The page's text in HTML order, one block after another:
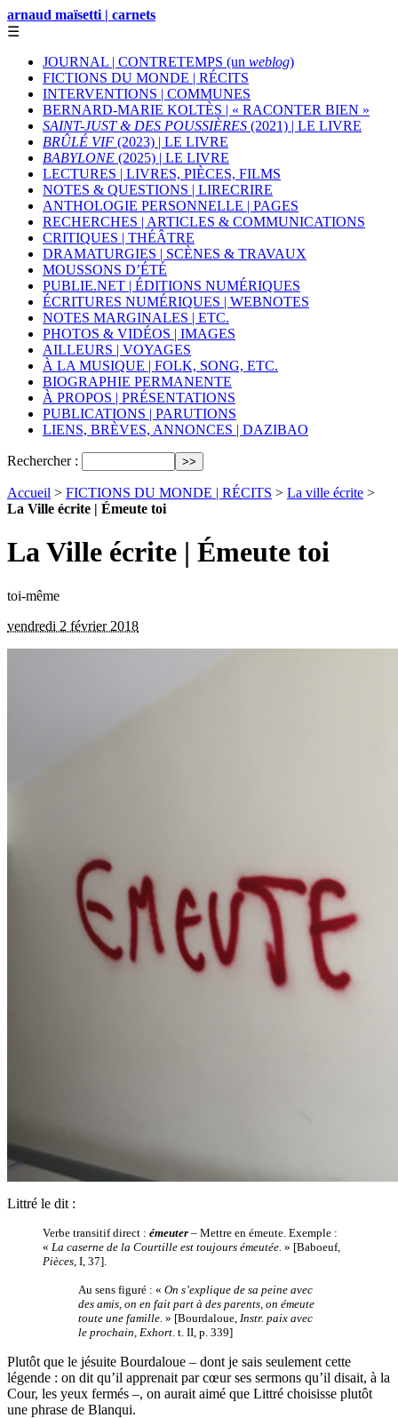
arnaud maïsetti | carnets
☰
JOURNAL | CONTRETEMPS (un weblog)
FICTIONS DU MONDE | RÉCITS
INTERVENTIONS | COMMUNES
BERNARD-MARIE KOLTÈS | « RACONTER BIEN »
SAINT-JUST & DES POUSSIÈRES (2021) | LE LIVRE
BRÛLÉ VIF (2023) | LE LIVRE
BABYLONE (2025) | LE LIVRE
LECTURES | LIVRES, PIÈCES, FILMS
NOTES & QUESTIONS | LIRECRIRE
ANTHOLOGIE PERSONNELLE | PAGES
RECHERCHES | ARTICLES & COMMUNICATIONS
CRITIQUES | THÉÂTRE
DRAMATURGIES | SCÈNES & TRAVAUX
MOUSSONS D’ÉTÉ
PUBLIE.NET | ÉDITIONS NUMÉRIQUES
ÉCRITURES NUMÉRIQUES | WEBNOTES
NOTES MARGINALES | ETC.
PHOTOS & VIDÉOS | IMAGES
AILLEURS | VOYAGES
À LA MUSIQUE | FOLK, SONG, ETC.
BIOGRAPHIE PERMANENTE
À PROPOS | PRÉSENTATIONS
PUBLICATIONS | PARUTIONS
LIENS, BRÈVES, ANNONCES | DAZIBAO
Rechercher :
Accueil > FICTIONS DU MONDE | RÉCITS > La ville écrite >
La Ville écrite | Émeute toi
La Ville écrite | Émeute toi
toi-même
vendredi 2 février 2018
Littré le dit :
Verbe transitif direct : émeuter – Mettre en émeute. Exemple :
« La caserne de la Courtille est toujours émeutée. » [Baboeuf,
Pièces , I, 37].
Au sens figuré : « On s’explique de sa peine avec
des amis, on en fait part à des parents, on émeute
toute une famille. » [Bourdaloue, Instr. paix avec
le prochain, Exhort . t. II, p. 339]
Plutôt que le jésuite Bourdaloue – dont je sais seulement cette
légende : on dit qu’il apprenait par cœur ses sermons qu’il disait, à la
Cour, les yeux fermés –, on aurait aimé que Littré choisisse plutôt
une phrase de Blanqui.